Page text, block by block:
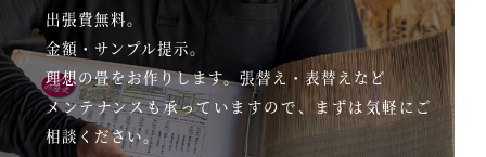
出張費無料。
金額・サンプル提示。
理想の畳をお作りします。張替え・表替えなど
メンテナンスも承っていますので、 まずは気軽にご
相談ください。